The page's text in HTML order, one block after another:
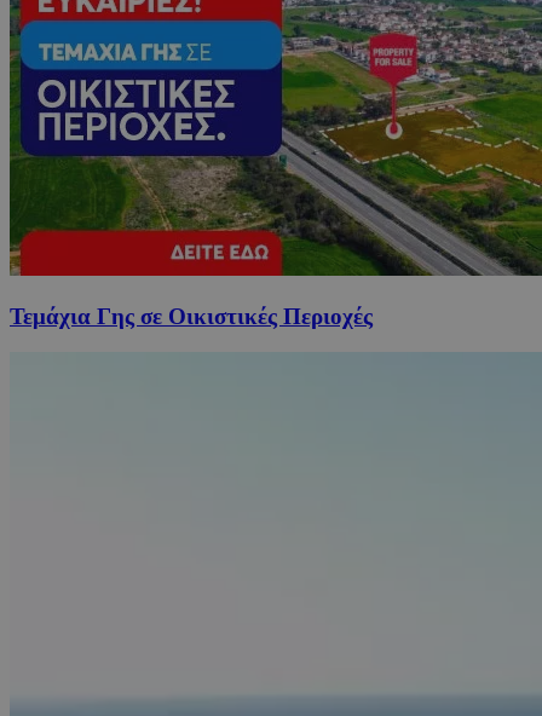
Τεμάχια Γης σε Οικιστικές Περιοχές